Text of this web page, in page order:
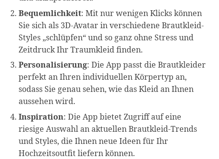
Bequemlichkeit: Mit nur wenigen Klicks können
Sie sich als 3D-Avatar in verschiedene Brautkleid-
Styles „schlüpfen“ und so ganz ohne Stress und
Zeitdruck Ihr Traumkleid finden.
Personalisierung: Die App passt die Brautkleider
perfekt an Ihren individuellen Körpertyp an,
sodass Sie genau sehen, wie das Kleid an Ihnen
aussehen wird.
Inspiration: Die App bietet Zugriff auf eine
riesige Auswahl an aktuellen Brautkleid-Trends
und Styles, die Ihnen neue Ideen für Ihr
Hochzeitsoutfit liefern können.